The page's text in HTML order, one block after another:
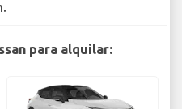
para alquilar: